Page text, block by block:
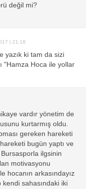
değil mi?
| 21:18
yazık ki tam da sizi
"Hamza Hoca ile yollar
vardır yönetim de
kurtarmış oldu.
gereken hareketi
bugün yaptı ve
ilgsinin
motivasyonu
hocanın arkasındayız
sahasındaki iki